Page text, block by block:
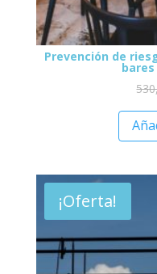
Prevención de
¡Oferta!